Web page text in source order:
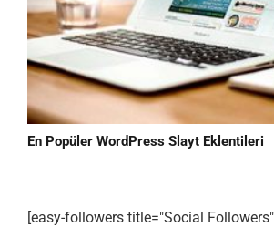
En Popüler WordPress Slayt Eklentileri
[easy-followers title="Social